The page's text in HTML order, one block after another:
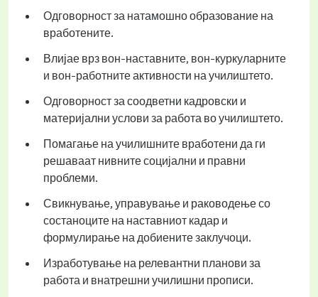
Одговорност за натамошно образование на
вработените.
Влијае врз вон-наставните, вон-куркуларните
и вон-работните активности на училиштето.
Одговорност за соодветни кадровски и
материјални услови за работа во училиштето.
Помагање на училишните вработени да ги
решаваат нивните социјални и правни
проблеми.
Свикнување, управување и раководење со
состаноците на наставниот кадар и
формулирање на добиените заклучоци.
Изработување на релевантни планови за
работа и внатрешни училишни прописи.